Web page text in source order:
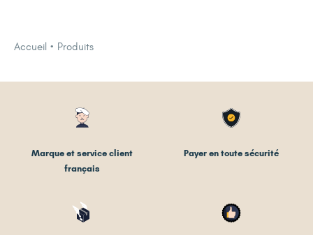
Accueil Produits
Marque et service client
français
Payer en toute sécurité